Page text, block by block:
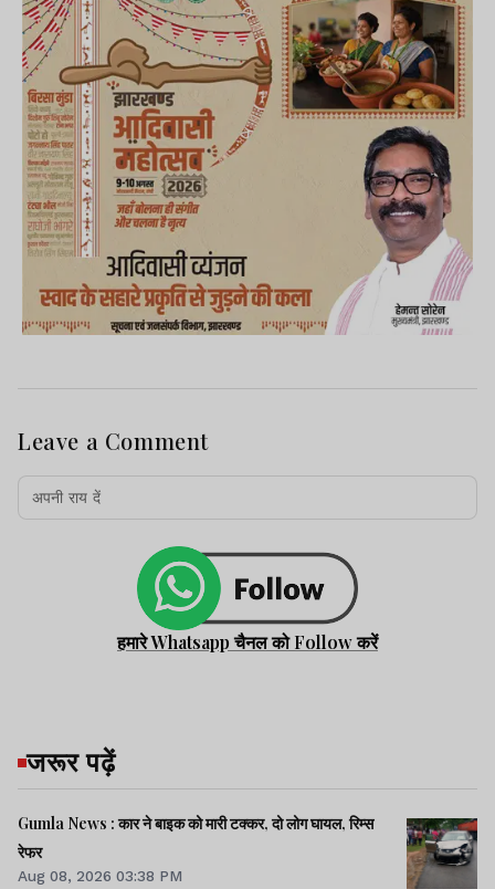
Leave a Comment
हमारे Whatsapp चैनल को Follow करें
जरूर पढ़ें
Gumla News : कार ने बाइक को मारी टक्कर, दो लोग घायल, रिम्स
रेफर
Aug 08, 2026 03:38 PM